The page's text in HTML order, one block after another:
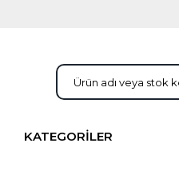
KATEGORİLER